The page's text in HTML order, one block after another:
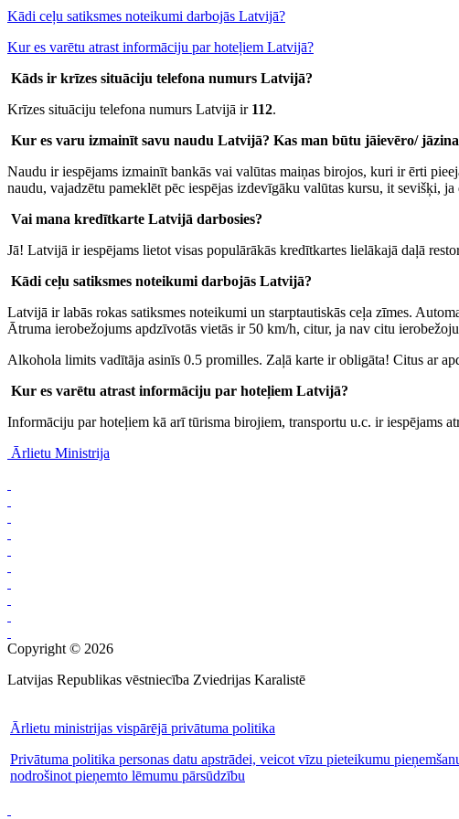
Kādi ceļu satiksmes noteikumi darbojās Latvijā?
Kur es varētu atrast informāciju par hoteļiem Latvijā?
Kāds ir krīzes situāciju telefona numurs Latvijā?
Krīzes situāciju telefona numurs Latvijā ir 112.
Kur es varu izmainīt savu naudu Latvijā? Kas man būtu jāievēro/
Naudu ir iespējams izmainīt bankās vai valūtas maiņas birojos, kuri ir ērti
naudu, vajadzētu pameklēt pēc iespējas izdevīgāku valūtas kursu, it sevišķi,
Vai mana kredītkarte Latvijā darbosies?
Jā! Latvijā ir iespējams lietot visas populārākās kredītkartes lielākajā daļā
Kādi ceļu satiksmes noteikumi darbojās Latvijā?
Latvijā ir labās rokas satiksmes noteikumi un starptautiskās ceļa zīmes.
Ātruma ierobežojums apdzīvotās vietās ir 50 km/h, citur, ja nav citu
Alkohola limits vadītāja asinīs 0.5 promilles. Zaļā karte ir obligāta! Citus ar
Kur es varētu atrast informāciju par hoteļiem Latvijā?
Informāciju par hoteļiem kā arī tūrisma birojiem, transportu u.c. ir iespējams
Ārlietu Ministrija
Copyright © 2026
Latvijas Republikas vēstniecība Zviedrijas Karalistē
Ārlietu ministrijas vispārējā privātuma politika
Privātuma politika personas datu apstrādei, veicot vīzu pieteikumu
nodrošinot pieņemto lēmumu pārsūdzību